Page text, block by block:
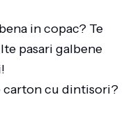
in copac? Te
pasari galbene
carton cu dintisori?